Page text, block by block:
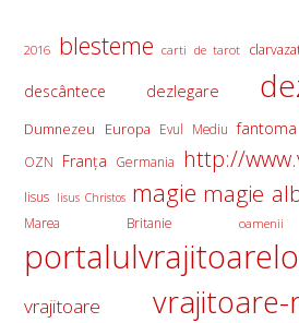
2016 blesteme carti de tarot
descântece dezlegare
Dumnezeu Europa Evul Mediu fantoma
OZN
Franţa Germania http://
Iisus Iisus Christos magie magie
Marea Britanie
vrajitoare
vrajitoare-